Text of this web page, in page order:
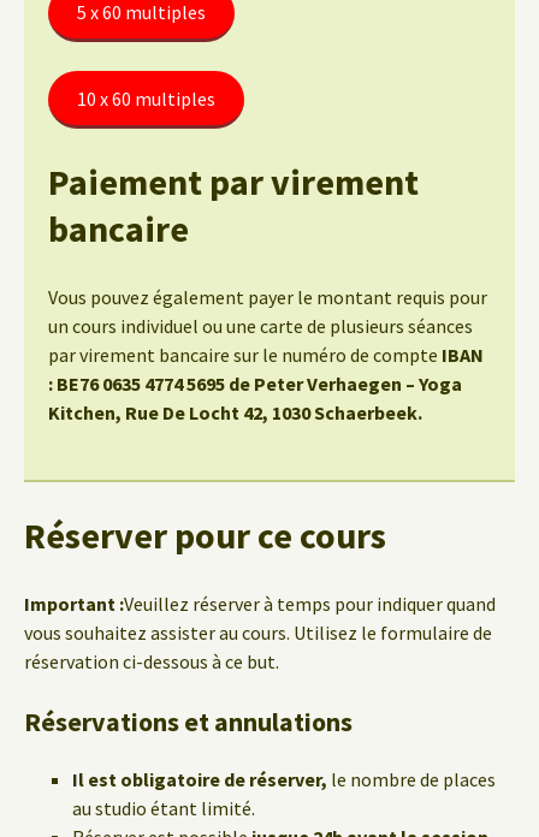
5 x 60 multiples
10 x 60 multiples
Paiement par virement
bancaire
Vous pouvez également payer le montant requis pour
un cours individuel ou une carte de plusieurs séances
par virement bancaire sur le numéro de compte IBAN
: BE76 0635 4774 5695 de Peter Verhaegen – Yoga
Kitchen, Rue De Locht 42, 1030 Schaerbeek.
Réserver pour ce cours
Important :Veuillez réserver à temps pour indiquer quand
vous souhaitez assister au cours. Utilisez le formulaire de
réservation ci-dessous à ce but.
Réservations et annulations
Il est obligatoire de réserver, le nombre de places
au studio étant limité.